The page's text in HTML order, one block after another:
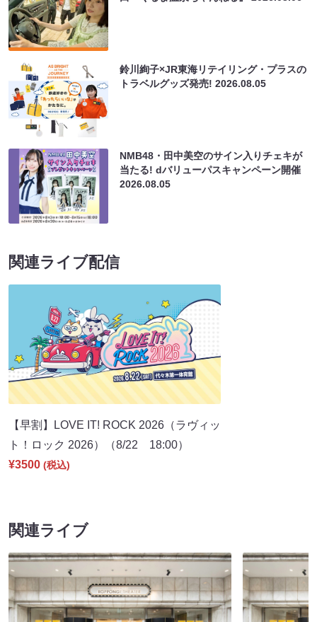
鈴川絢子×JR東海リテイリング・プラスの
トラベルグッズ発売!2026.08.05
NMB48・田中美空のサイン入りチェキが
当たる! dバリューパスキャンペーン開催
2026.08.05
関連ライブ配信
【早割】LOVE IT! ROCK 2026（ラヴィッ
ト！ロック 2026）（8/22 18:00）
¥3500 (税込)
関連ライブ